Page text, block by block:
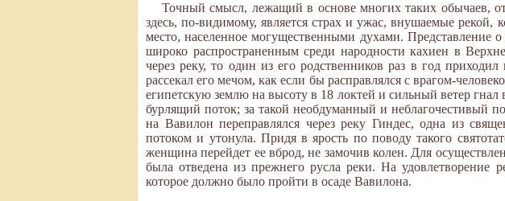
Точный смысл, лежащий в основе многих таких обычаев,
здесь, по-видимому, является страх и ужас, внушаемые рекой,
место, населенное могущественными духами. Представление
широко распространенным среди народности кахиен в
через реку, то один из его родственников раз в год
рассекал его мечом, как если бы расправлялся с врагом-
египетскую землю на высоту в 18 локтей и сильный ветер
бурлящий поток; за такой необдуманный и неблагочестивый
на Вавилон переправлялся через реку Гиндес, одна из
потоком и утонула. Придя в ярость по поводу такого
женщина перейдет ее вброд, не замочив колен. Для
была отведена из прежнего русла реки. На удовлетворение
которое должно было пройти в осаде Вавилона.